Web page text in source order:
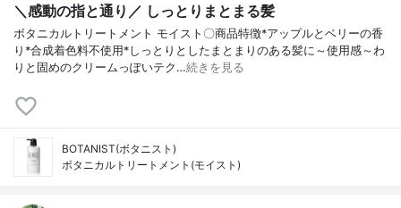
＼感動の指と通り／ しっとりまとまる髪
ボタニカルトリートメント モイスト〇商品特徴*アップルとベリーの香
り*合成着色料不使用*しっとりとしたまとまりのある髪に～使用感～わ
りと固めのクリームっぽいテク…続きを見る
BOTANIST(ボタニスト)
ボタニカルトリートメント(モイスト)